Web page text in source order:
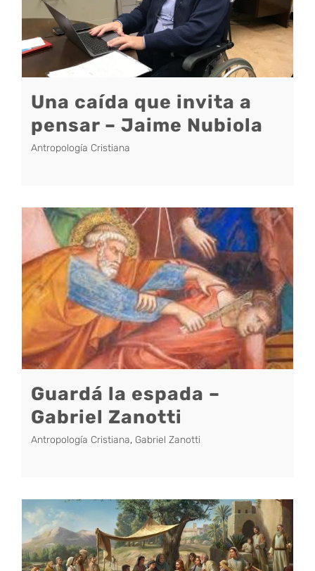
Una caída que invita a
pensar – Jaime Nubiola
Antropología Cristiana
Guardá la espada –
Gabriel Zanotti
Antropología Cristiana, Gabriel Zanotti